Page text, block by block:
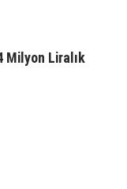
Milyon Liralık